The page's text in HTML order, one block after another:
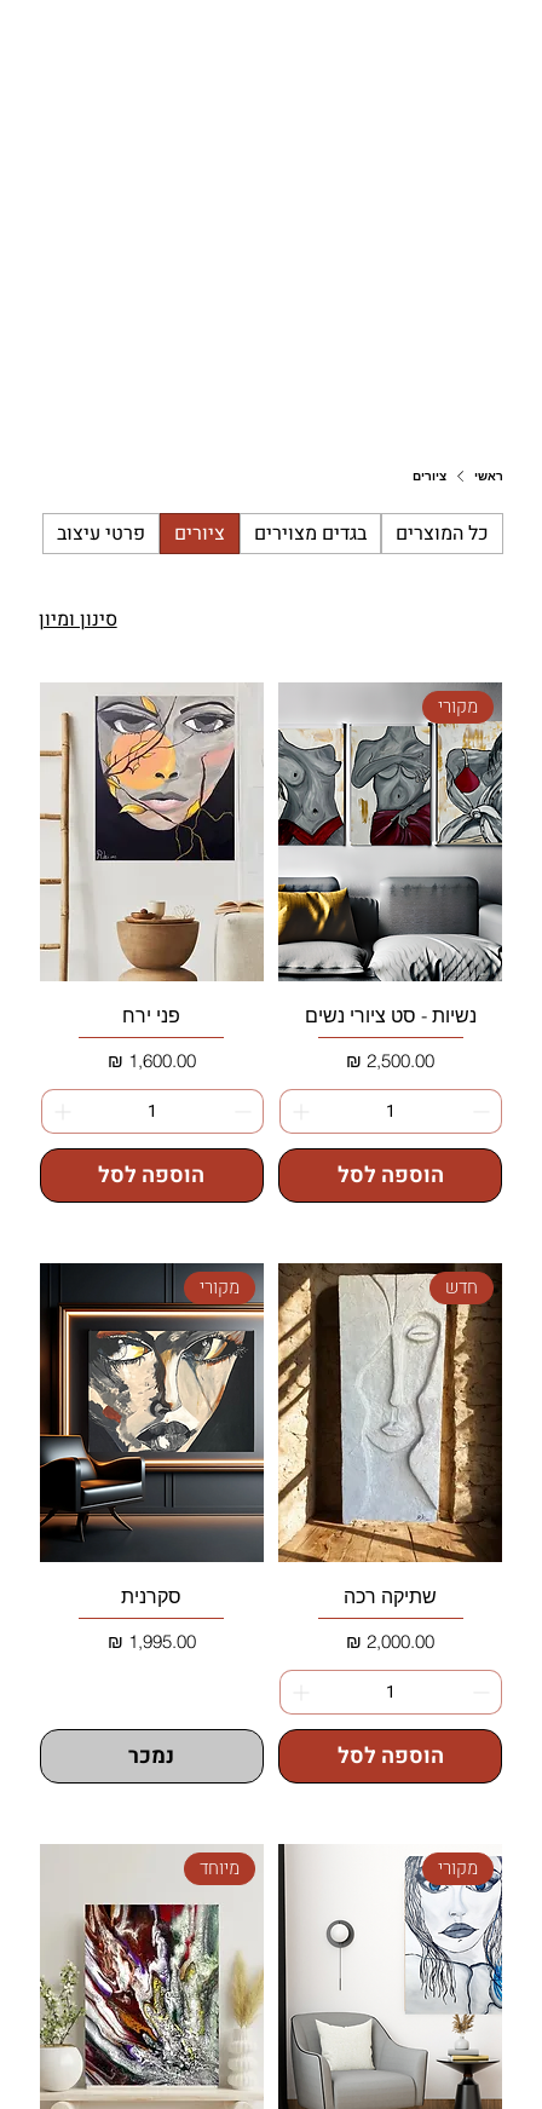
ראשי ציורים
כל המוצרים בגדים מצוירים ציורים פרטי עיצוב
סינון ומיון
מקורי
נשיות - סט ציורי נשים
מחיר
הוספה לסל
פני ירח
מחיר‏1,600.00 ‏₪
הוספה לסל
חדש
שתיקה רכה
מחיר
הוספה לסל
מקורי
סקרנית
מחיר‏1,995.00 ‏₪
נמכר
מקורי מיוחד